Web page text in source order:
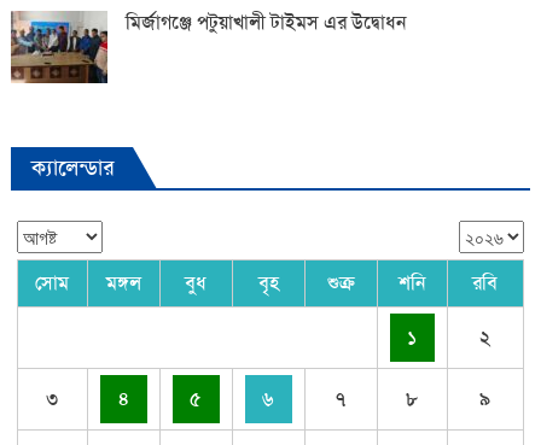
মির্জাগঞ্জে পটুয়াখালী টাইমস এর উদ্বোধন
ক্যালেন্ডার
সোম মঙ্গল বুধ বৃহ শুক্র শনি রবি
১ ২
৩ ৪ ৫ ৬ ৭ ৮ ৯